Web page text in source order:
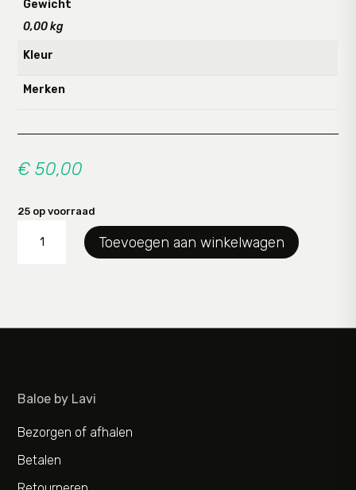
Gewicht
0,00 kg
Kleur
Merken
€ 50,00
25 op voorraad
cadeaubon50
aantal
Toevoegen aan winkelwagen
Baloe by Lavi
Bezorgen of afhalen
Betalen